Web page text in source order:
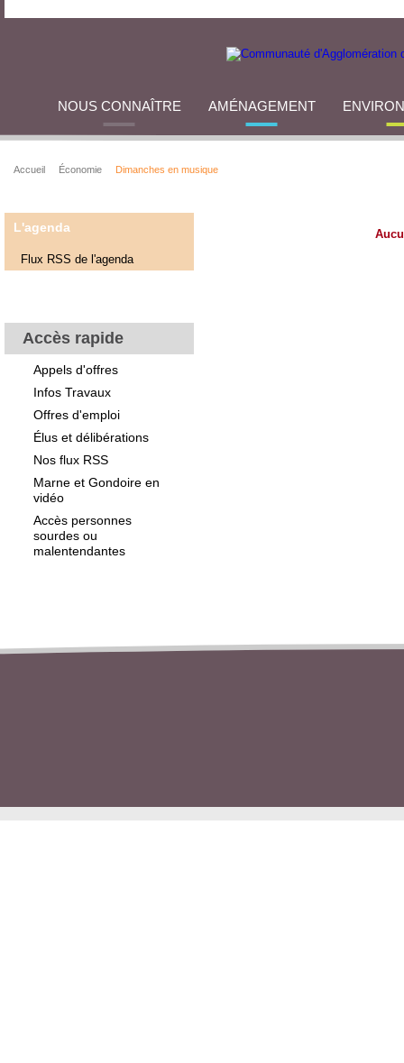
NOUS CONNAÎTRE AMÉNAGEMENT
Accueil Économie Dimanches en musique
L'agenda
Flux RSS de l'agenda
Accès rapide
Appels d'offres
Infos Travaux
Offres d'emploi
Élus et délibérations
Nos flux RSS
Marne et Gondoire en
vidéo
Accès personnes
sourdes ou
malentendantes